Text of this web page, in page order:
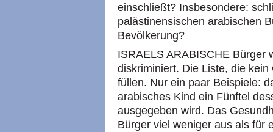
einschließt? Insbesondere:
palästinensischen arabischen
Bevölkerung?
ISRAELS ARABISCHE Bürger
diskriminiert. Die Liste, die
füllen. Nur ein paar Beispiele:
arabisches Kind ein Fünftel
ausgegeben wird. Das
Bürger viel weniger aus als für